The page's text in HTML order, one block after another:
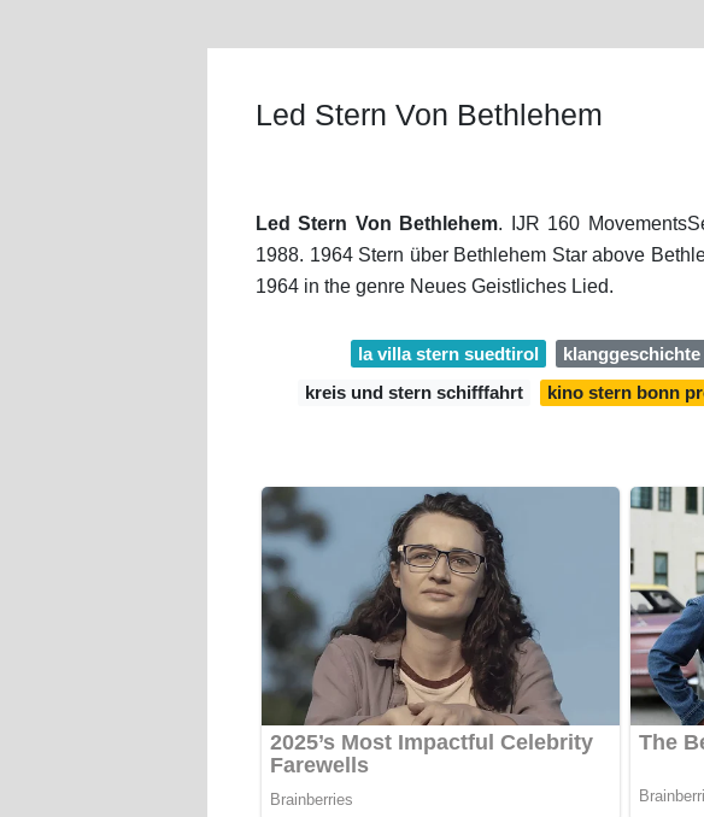
Led Stern Von Bethlehem
Led Stern Von Bethlehem. IJR 160
1988. 1964 Stern über Bethlehem Star above
1964 in the genre Neues Geistliches Lied.
la villa stern suedtirol
kreis und stern schifffahrt
kino stern bonn